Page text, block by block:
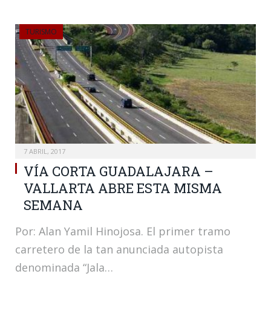
TURISMO
7 ABRIL, 2017
VÍA CORTA GUADALAJARA –
VALLARTA ABRE ESTA MISMA
SEMANA
Por: Alan Yamil Hinojosa. El primer tramo
carretero de la tan anunciada autopista
denominada “Jala…